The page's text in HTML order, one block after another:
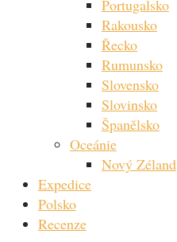
Portugalsko
Rakousko
Řecko
Rumunsko
Slovensko
Slovinsko
Španělsko
Oceánie
Nový Zéland
Expedice
Polsko
Recenze